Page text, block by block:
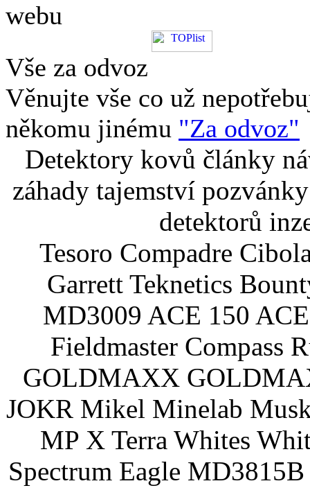
webu
Vše za odvoz
Věnujte vše co už
někomu jinému "Za odvoz"
Detektory kovů články
záhady tajemství
detektorů
Tesoro Compadre
Garrett Teknetics
MD3009 ACE 150
Fieldmaster Compass
GOLDMAXX
JOKR Mikel Minelab
MP X Terra Whites
Spectrum Eagle